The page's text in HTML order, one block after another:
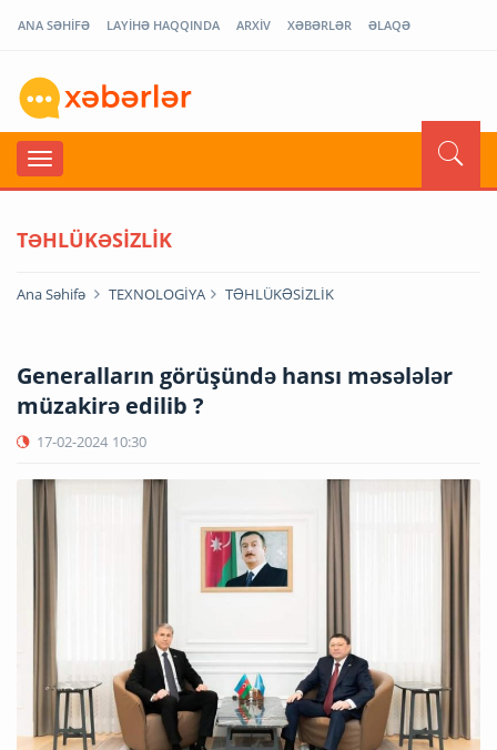
ANA SƏHİFƏ LAYİHƏ HAQQINDA ARXİV XƏBƏRLƏR ƏLAQƏ
TƏHLÜKƏSİZLİK
Ana Səhifə TEXNOLOGİYA TƏHLÜKƏSİZLİK
Generalların görüşündə hansı məsələlər
müzakirə edilib ?
17-02-2024 10:30